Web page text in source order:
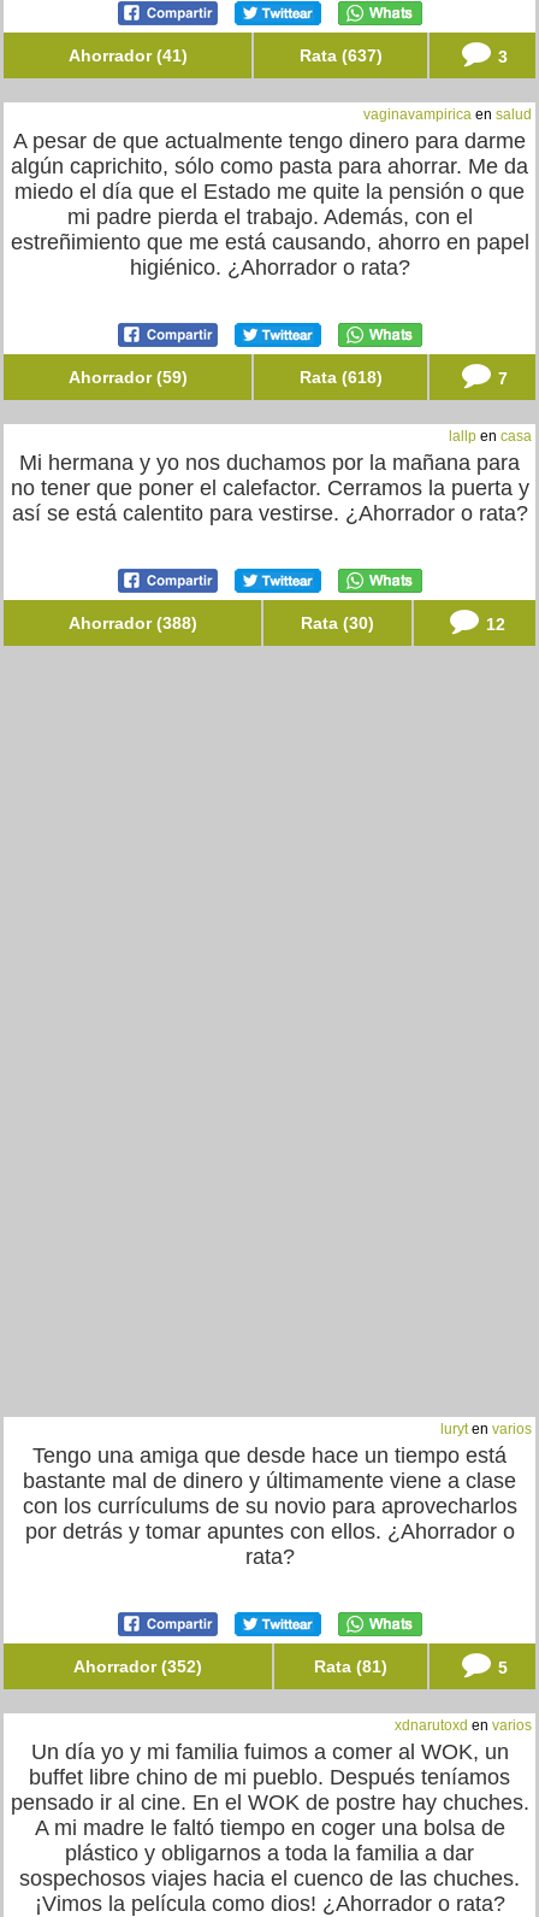
Ahorrador (41) Rata (637) 3
vaginavampirica en salud
A pesar de que actualmente tengo dinero para darme
algún caprichito, sólo como pasta para ahorrar. Me da
miedo el día que el Estado me quite la pensión o que
mi padre pierda el trabajo. Además, con el
estreñimiento que me está causando, ahorro en papel
higiénico. ¿Ahorrador o rata?
Ahorrador (59) Rata (618) 7
lallp en casa
Mi hermana y yo nos duchamos por la mañana para
no tener que poner el calefactor. Cerramos la puerta y
así se está calentito para vestirse. ¿Ahorrador o rata?
Ahorrador (388) Rata (30) 12
luryten varios
Tengo una amiga que desde hace un tiempo está
bastante mal de dinero y últimamente viene a clase
con los currículums de su novio para aprovecharlos
por detrás y tomar apuntes con ellos. ¿Ahorrador o
rata?
Ahorrador (352) Rata (81) 5
xdnarutoxd en varios
Un día yo y mi familia fuimos a comer al WOK, un
buffet libre chino de mi pueblo. Después teníamos
pensado ir al cine. En el WOK de postre hay chuches.
A mi madre le faltó tiempo en coger una bolsa de
plástico y obligarnos a toda la familia a dar
sospechosos viajes hacia el cuenco de las chuches.
¡Vimos la película como dios! ¿Ahorrador o rata?